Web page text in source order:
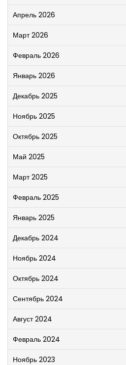
Апрель 2026
Март 2026
Февраль 2026
Январь 2026
Декабрь 2025
Ноябрь 2025
Октябрь 2025
Май 2025
Март 2025
Февраль 2025
Январь 2025
Декабрь 2024
Ноябрь 2024
Октябрь 2024
Сентябрь 2024
Август 2024
Февраль 2024
Ноябрь 2023